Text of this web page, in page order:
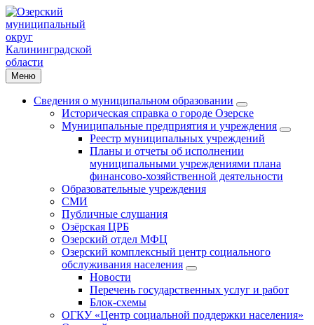
Меню
Сведения о муниципальном образовании
Историческая справка о городе Озерске
Муниципальные предприятия и учреждения
Реестр муниципальных учреждений
Планы и отчеты об исполнении
муниципальными учреждениями плана
финансово-хозяйственной деятельности
Образовательные учреждения
СМИ
Публичные слушания
Озёрская ЦРБ
Озерский отдел МФЦ
Озерский комплексный центр социального
обслуживания населения
Новости
Перечень государственных услуг и работ
Блок-схемы
ОГКУ «Центр социальной поддержки населения»